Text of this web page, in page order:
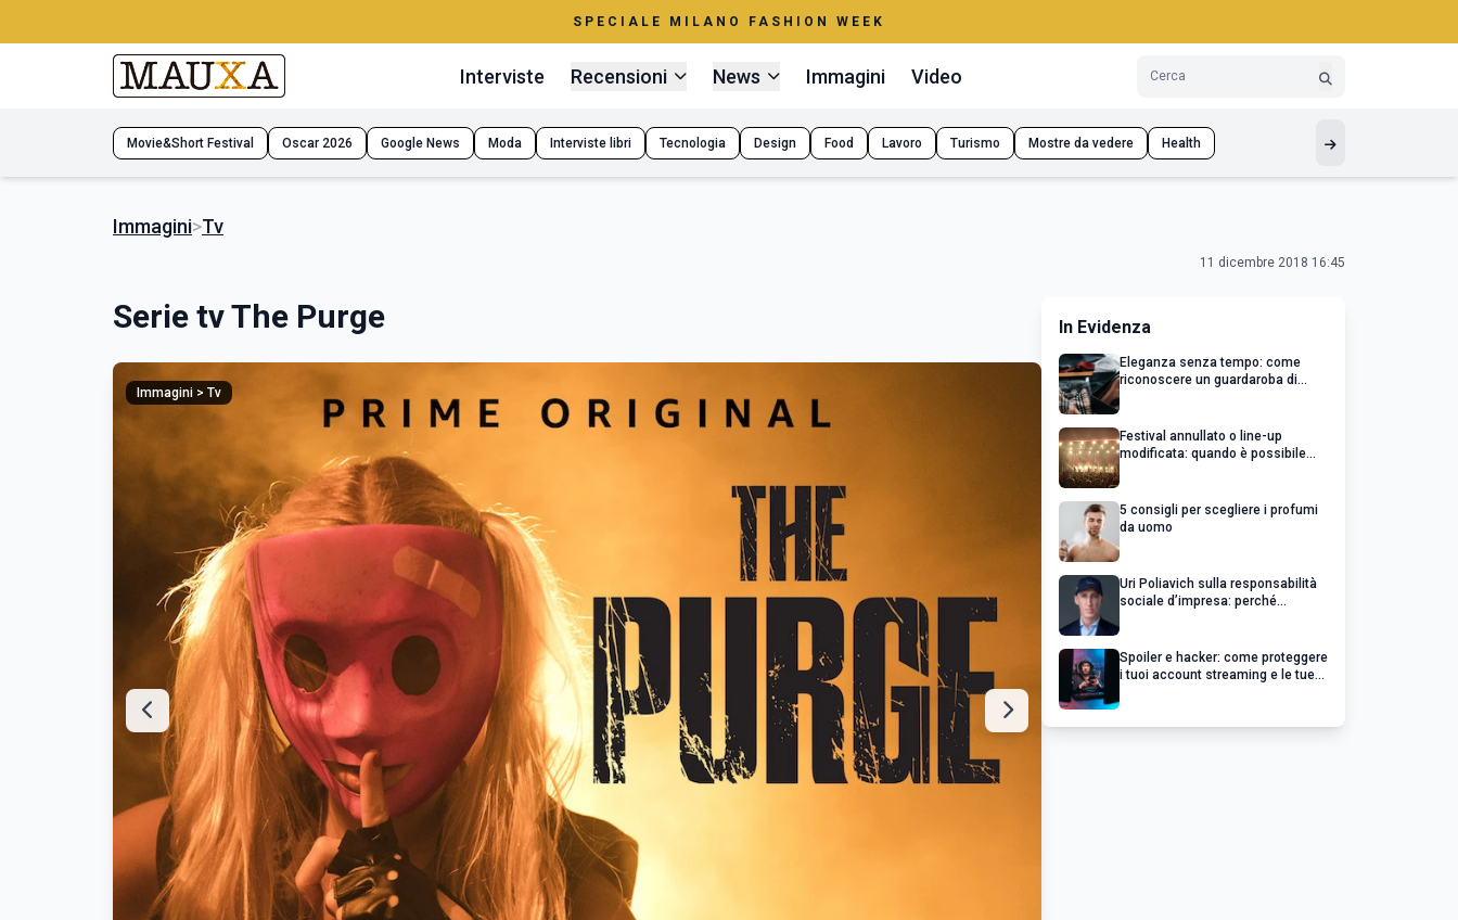
SPECIALE MILANO FASHION WEEK
Interviste Recensioni News Immagini Video
Movie&Short Festival Oscar 2026 Google News Moda Interviste libri Tecnologia Design Food Lavoro Turismo Mostre da vedere Health
Immagini>Tv
11 dicembre 2018 16:45
Serie tv The Purge
Immagini > Tv
In Evidenza
Eleganza senza tempo: come
riconoscere un guardaroba di
Festival annullato o line-up
modificata: quando è possibile
5 consigli per scegliere i profumi
da uomo
Uri Poliavich sulla responsabilità
sociale d’impresa: perché
Spoiler e hacker: come proteggere
i tuoi account streaming e le tue